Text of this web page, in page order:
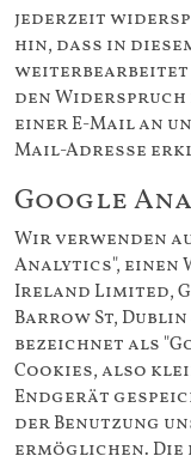
jederzeit
hin, dass in
weiterbearbeitet
den Widerspruch
einer E-Mail an
Mail-Adresse
Google
Wir verwenden
Analytics", einen
Ireland Limited,
Barrow St,
bezeichnet als
Cookies, also
Endgerät
der Benutzung
ermöglichen. Die